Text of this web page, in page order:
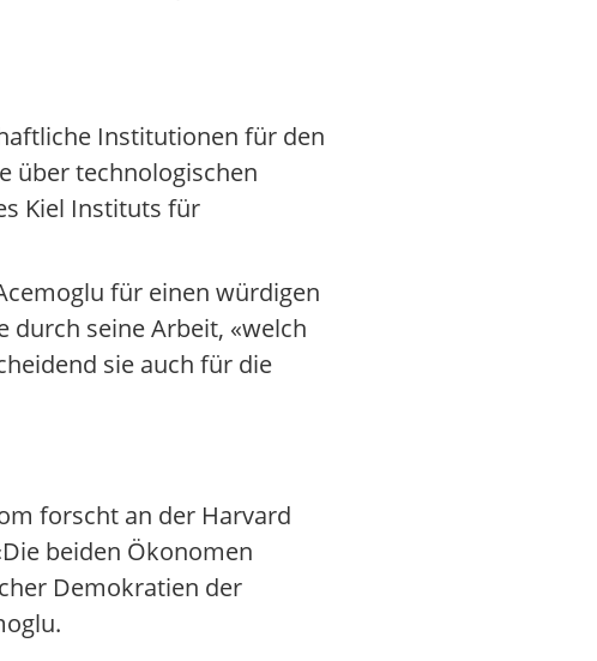
Institutionen für den
über technologischen
Kiel Instituts für
für einen würdigen
durch seine Arbeit, «welch
sie auch für die
forscht an der Harvard
beiden Ökonomen
Demokratien der